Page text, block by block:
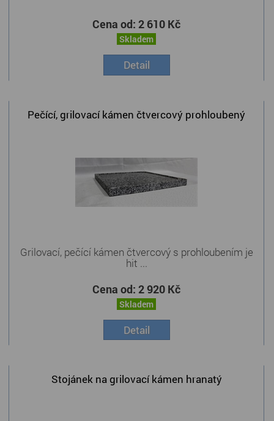
Cena od: 2 610 Kč
Skladem
Detail
Pečící, grilovací kámen čtvercový prohloubený
Grilovací, pečící kámen čtvercový s prohloubením je
hit ...
Cena od: 2 920 Kč
Skladem
Detail
Stojánek na grilovací kámen hranatý